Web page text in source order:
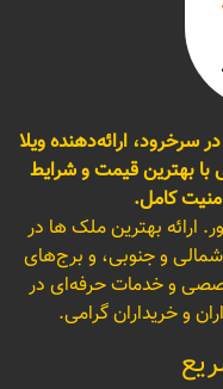
سرخرود، ارائه‌دهنده ویلا
با بهترین قیمت و شرایط
کامل.
بهترین ملک ها در
شمالی و جنوبی، و برج‌های
و خدمات حرفه‌ای در
و خریداران گرامی.